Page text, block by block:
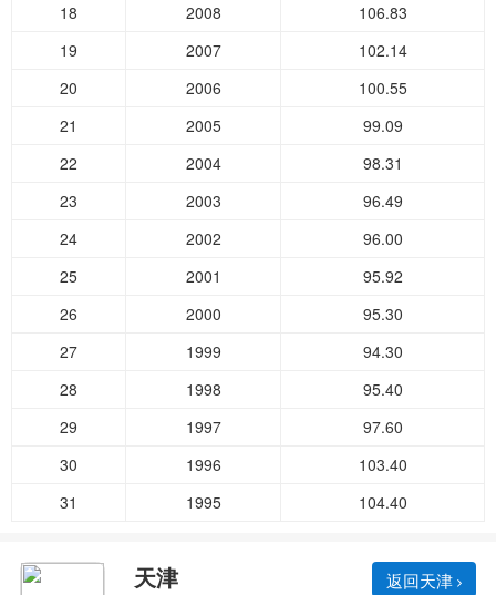
18
2008
106.83
19
2007
102.14
20
2006
100.55
21
2005
99.09
22
2004
98.31
23
2003
96.49
24
2002
96.00
25
2001
95.92
26
2000
95.30
27
1999
94.30
28
1998
95.40
29
1997
97.60
30
1996
103.40
31
1995 104.40
天津 返回天津